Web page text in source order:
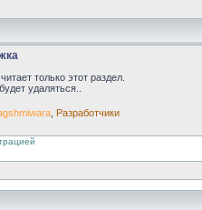
только этот раздел.
удаляться..
Разработчики